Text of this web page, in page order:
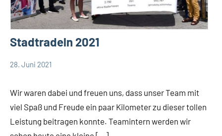
Stadtradeln 2021
28. Juni 2021
Wir waren dabei und freuen uns, dass unser Team mit
viel Spaß und Freude ein paar Kilometer zu dieser tollen
Leistung beitragen konnte. Teamintern werden wir